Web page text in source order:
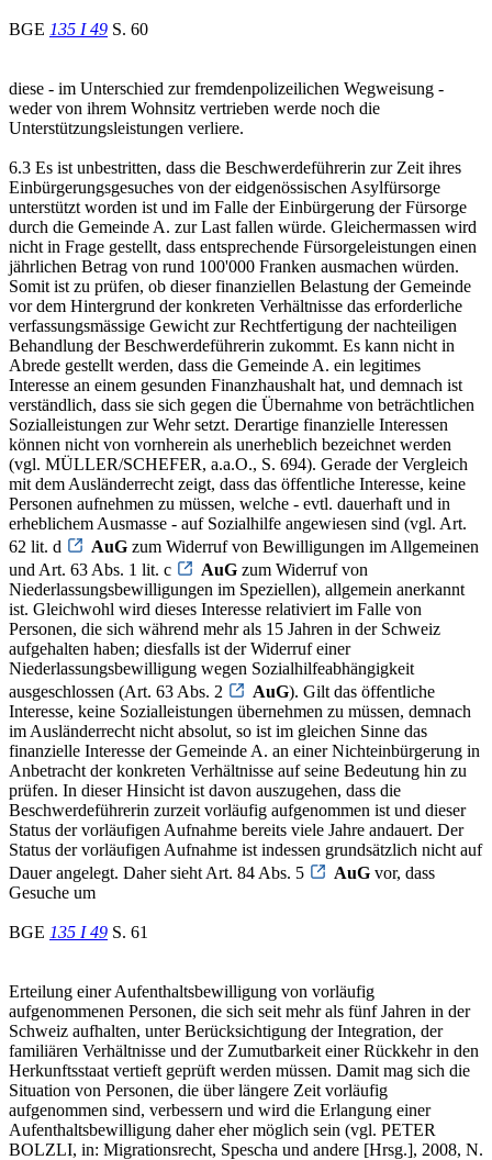
BGE 135 I 49 S. 60
diese - im Unterschied zur fremdenpolizeilichen Wegweisung -
weder von ihrem Wohnsitz vertrieben werde noch die
Unterstützungsleistungen verliere.
6.3 Es ist unbestritten, dass die Beschwerdeführerin zur Zeit ihres
Einbürgerungsgesuches von der eidgenössischen Asylfürsorge
unterstützt worden ist und im Falle der Einbürgerung der Fürsorge
durch die Gemeinde A. zur Last fallen würde. Gleichermassen wird
nicht in Frage gestellt, dass entsprechende Fürsorgeleistungen einen
jährlichen Betrag von rund 100'000 Franken ausmachen würden.
Somit ist zu prüfen, ob dieser finanziellen Belastung der Gemeinde
vor dem Hintergrund der konkreten Verhältnisse das erforderliche
verfassungsmässige Gewicht zur Rechtfertigung der nachteiligen
Behandlung der Beschwerdeführerin zukommt. Es kann nicht in
Abrede gestellt werden, dass die Gemeinde A. ein legitimes
Interesse an einem gesunden Finanzhaushalt hat, und demnach ist
verständlich, dass sie sich gegen die Übernahme von beträchtlichen
Sozialleistungen zur Wehr setzt. Derartige finanzielle Interessen
können nicht von vornherein als unerheblich bezeichnet werden
(vgl. MÜLLER/SCHEFER, a.a.O., S. 694). Gerade der Vergleich
mit dem Ausländerrecht zeigt, dass das öffentliche Interesse, keine
Personen aufnehmen zu müssen, welche - evtl. dauerhaft und in
erheblichem Ausmasse - auf Sozialhilfe angewiesen sind (vgl. Art.
62 lit. d
AuG zum Widerruf von Bewilligungen im Allgemeinen
und Art. 63 Abs. 1 lit. c
AuG zum Widerruf von
Niederlassungsbewilligungen im Speziellen), allgemein anerkannt
ist. Gleichwohl wird dieses Interesse relativiert im Falle von
Personen, die sich während mehr als 15 Jahren in der Schweiz
aufgehalten haben; diesfalls ist der Widerruf einer
Niederlassungsbewilligung wegen Sozialhilfeabhängigkeit
ausgeschlossen (Art. 63 Abs. 2
AuG). Gilt das öffentliche
Interesse, keine Sozialleistungen übernehmen zu müssen, demnach
im Ausländerrecht nicht absolut, so ist im gleichen Sinne das
finanzielle Interesse der Gemeinde A. an einer Nichteinbürgerung in
Anbetracht der konkreten Verhältnisse auf seine Bedeutung hin zu
prüfen. In dieser Hinsicht ist davon auszugehen, dass die
Beschwerdeführerin zurzeit vorläufig aufgenommen ist und dieser
Status der vorläufigen Aufnahme bereits viele Jahre andauert. Der
Status der vorläufigen Aufnahme ist indessen grundsätzlich nicht auf
Dauer angelegt. Daher sieht Art. 84 Abs. 5
AuG vor, dass
Gesuche um
BGE 135 I 49 S. 61
Erteilung einer Aufenthaltsbewilligung von vorläufig
aufgenommenen Personen, die sich seit mehr als fünf Jahren in der
Schweiz aufhalten, unter Berücksichtigung der Integration, der
familiären Verhältnisse und der Zumutbarkeit einer Rückkehr in den
Herkunftsstaat vertieft geprüft werden müssen. Damit mag sich die
Situation von Personen, die über längere Zeit vorläufig
aufgenommen sind, verbessern und wird die Erlangung einer
Aufenthaltsbewilligung daher eher möglich sein (vgl. PETER
BOLZLI, in: Migrationsrecht, Spescha und andere [Hrsg.], 2008, N.